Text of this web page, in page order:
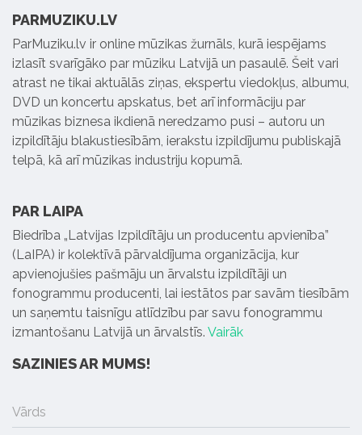
PARMUZIKU.LV
ParMuziku.lv ir online mūzikas žurnāls, kurā iespējams
izlasīt svarīgāko par mūziku Latvijā un pasaulē. Šeit vari
atrast ne tikai aktuālās ziņas, ekspertu viedokļus, albumu,
DVD un koncertu apskatus, bet arī informāciju par
mūzikas biznesa ikdienā neredzamo pusi – autoru un
izpildītāju blakustiesībām, ierakstu izpildījumu publiskajā
telpā, kā arī mūzikas industriju kopumā.
PAR LAIPA
Biedrība „Latvijas Izpildītāju un producentu apvienība”
(LaIPA) ir kolektīvā pārvaldījuma organizācija, kur
apvienojušies pašmāju un ārvalstu izpildītāji un
fonogrammu producenti, lai iestātos par savām tiesībām
un saņemtu taisnīgu atlīdzību par savu fonogrammu
izmantošanu Latvijā un ārvalstīs. Vairāk
SAZINIES AR MUMS!
Vārds